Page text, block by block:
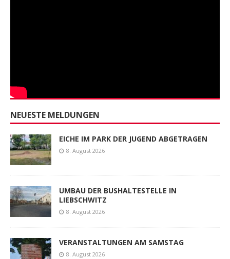
NEUESTE MELDUNGEN
EICHE IM PARK DER JUGEND ABGETRAGEN
8. August 2026
UMBAU DER BUSHALTESTELLE IN
LIEBSCHWITZ
8. August 2026
VERANSTALTUNGEN AM SAMSTAG
8. August 2026